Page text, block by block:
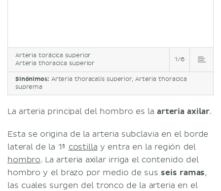
Arteria torácica superior
Arteria thoracica superior
1/6
Sinónimos: Arteria thoracalis superior, Arteria thoracica
suprema
La arteria principal del hombro es laarteria axilar.
Esta se origina de la arteria subclavia en el borde
lateral de la 1ª costilla y entra en la región del
hombro. La arteria axilar irriga el contenido del
hombro y el brazo por medio de sus seis ramas,
las cuales surgen del tronco de la arteria en el